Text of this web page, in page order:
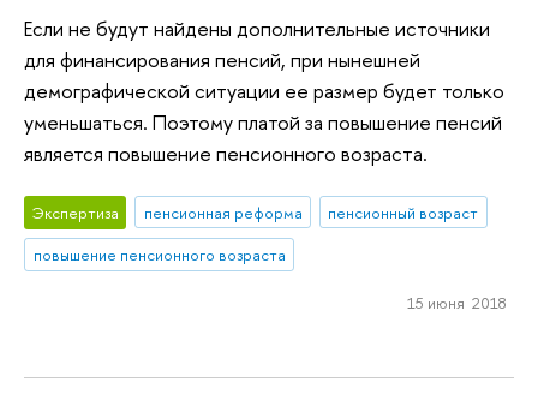
Если не будут найдены дополнительные источники
для финансирования пенсий, при нынешней
демографической ситуации ее размер будет только
уменьшаться. Поэтому платой за повышение пенсий
является повышение пенсионного возраста.
Экспертиза пенсионная реформа
пенсионный возраст
повышение пенсионного возраста
15 июня 2018